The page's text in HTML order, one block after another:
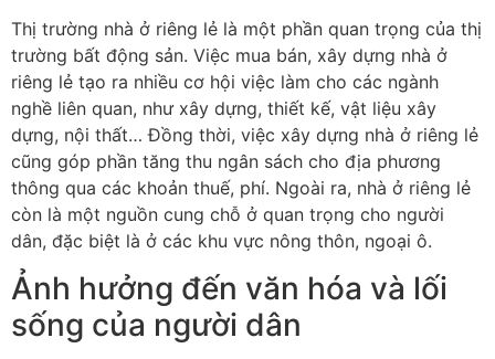
Thị trường nhà ở riêng lẻ là một phần quan trọng của thị
trường bất động sản. Việc mua bán, xây dựng nhà ở
riêng lẻ tạo ra nhiều cơ hội việc làm cho các ngành
nghề liên quan, như xây dựng, thiết kế, vật liệu xây
dựng, nội thất… Đồng thời, việc xây dựng nhà ở riêng lẻ
cũng góp phần tăng thu ngân sách cho địa phương
thông qua các khoản thuế, phí. Ngoài ra, nhà ở riêng lẻ
còn là một nguồn cung chỗ ở quan trọng cho người
dân, đặc biệt là ở các khu vực nông thôn, ngoại ô.
Ảnh hưởng đến văn hóa và lối
sống của người dân